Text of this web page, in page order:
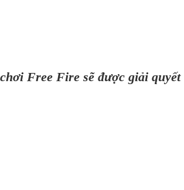
Free Fire sẽ được giải quyết